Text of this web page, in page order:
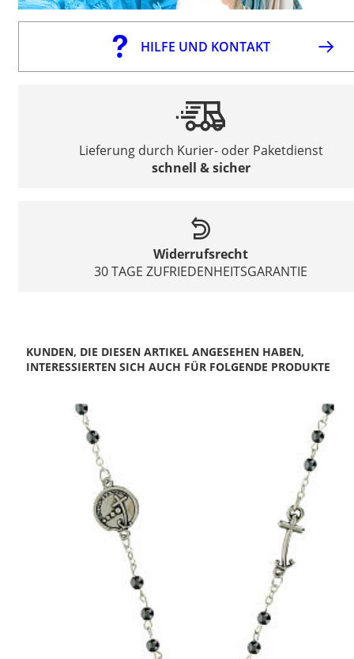
HILFE UND KONTAKT
Lieferung durch Kurier- oder Paketdienst
schnell & sicher
Widerrufsrecht
30 TAGE ZUFRIEDENHEITSGARANTIE
KUNDEN, DIE DIESEN ARTIKEL ANGESEHEN HABEN,
INTERESSIERTEN SICH AUCH FÜR FOLGENDE PRODUKTE